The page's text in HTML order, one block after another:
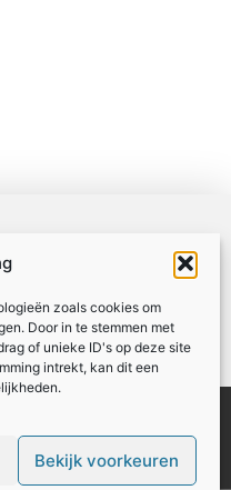
zoals cookies om
Door in te stemmen met
of unieke ID's op deze site
intrekt, kan dit een
Bekijk voorkeuren